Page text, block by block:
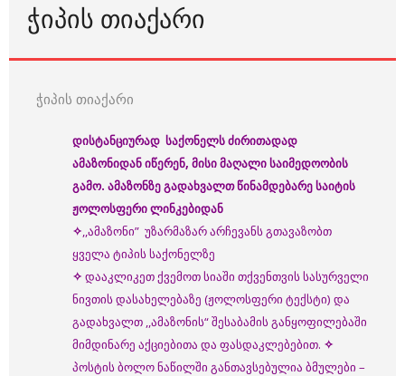
ᲭᲘᲞᲘᲡ ᲗᲘᲐᲥᲐᲠᲘ
ჭიპის თიაქარი
დისტანციურად საქონელსძირითადად
ამაზონიდანიწერენ, მისი მაღალი საიმედოობის
გამო. ამაზონზეგადახვალთწინამდებარესაიტის
ჟოლოსფერილინკებიდან
✧,,ამაზონი” უზარმაზარ არჩევანს გთავაზობთ
ყველა ტიპის საქონელზე
✧ დააკლიკეთ ქვემოთ სიაში თქვენთვის სასურველი
ნივთის დასახელებაზე (ჟოლოსფერი ტექსტი) და
გადახვალთ ,,ამაზონის“ შესაბამის განყოფილებაში
მიმდინარე აქციებითა და ფასდაკლებებით. ✧
პოსტის ბოლო ნაწილში განთავსებულია ბმულები –